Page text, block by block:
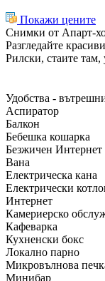
Покажи цените
Снимки от Апарт-
Разгледайте
Рилски, стаите там,
Удобства -
Аспиратор
Балкон
Бебешка кошарка
Безжичен Интернет
Вана
Електрическа кана
Електрически
Интернет
Камериерско
Кафеварка
Кухненски бокс
Локално парно
Микровълнова
Минибар